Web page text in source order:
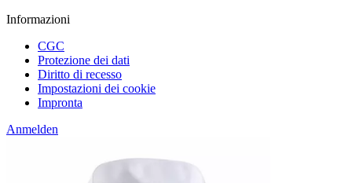
Informazioni
CGC
Protezione dei dati
Diritto di recesso
Impostazioni dei cookie
Impronta
Anmelden